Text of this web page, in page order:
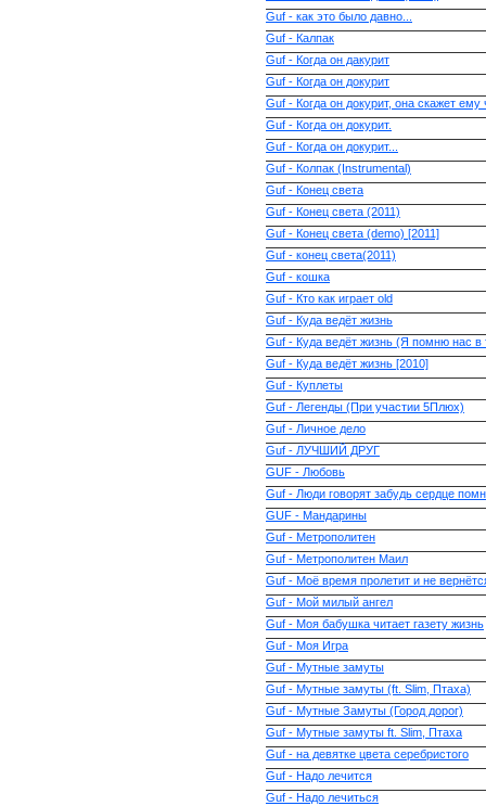
Guf - как это было давно...
Guf - Калпак
Guf - Когда он дакурит
Guf - Когда он докурит
Guf - Когда он докурит, она скажет ему
Guf - Когда он докурит.
Guf - Когда он докурит...
Guf - Колпак (Instrumental)
Guf - Конец света
Guf - Конец света (2011)
Guf - Конец света (demo) [2011]
Guf - конец света(2011)
Guf - кошка
Guf - Кто как играет old
Guf - Куда ведёт жизнь
Guf - Куда ведёт жизнь (Я помню нас в
Guf - Куда ведёт жизнь [2010]
Guf - Куплеты
Guf - Легенды (При участии 5Плюх)
Guf - Личное дело
Guf - ЛУЧШИЙ ДРУГ
GUF - Любовь
Guf - Люди говорят забудь сердце
GUF - Мандарины
Guf - Метрополитен
Guf - Метрополитен Маил
Guf - Моё время пролетит и не
Guf - Мой милый ангел
Guf - Моя бабушка читает газету жизнь
Guf - Моя Игра
Guf - Мутные замуты
Guf - Мутные замуты (ft. Slim, Птаха)
Guf - Мутные Замуты (Город дорог)
Guf - Мутные замуты ft. Slim, Птаха
Guf - на девятке цвета серебристого
Guf - Надо лечится
Guf - Надо лечиться